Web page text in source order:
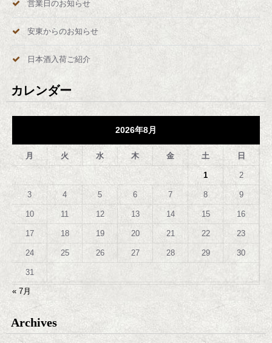
営業日のお知らせ
安東からのお知らせ
日本酒入荷ご紹介
カレンダー
2026年8月
月 火 水 木 金 土 日
1 2
3 4 5 6 7 8 9
10 11 12 13 14 15 16
17 18 19 20 21 22 23
24 25 26 27 28 29 30
31
« 7月
Archives